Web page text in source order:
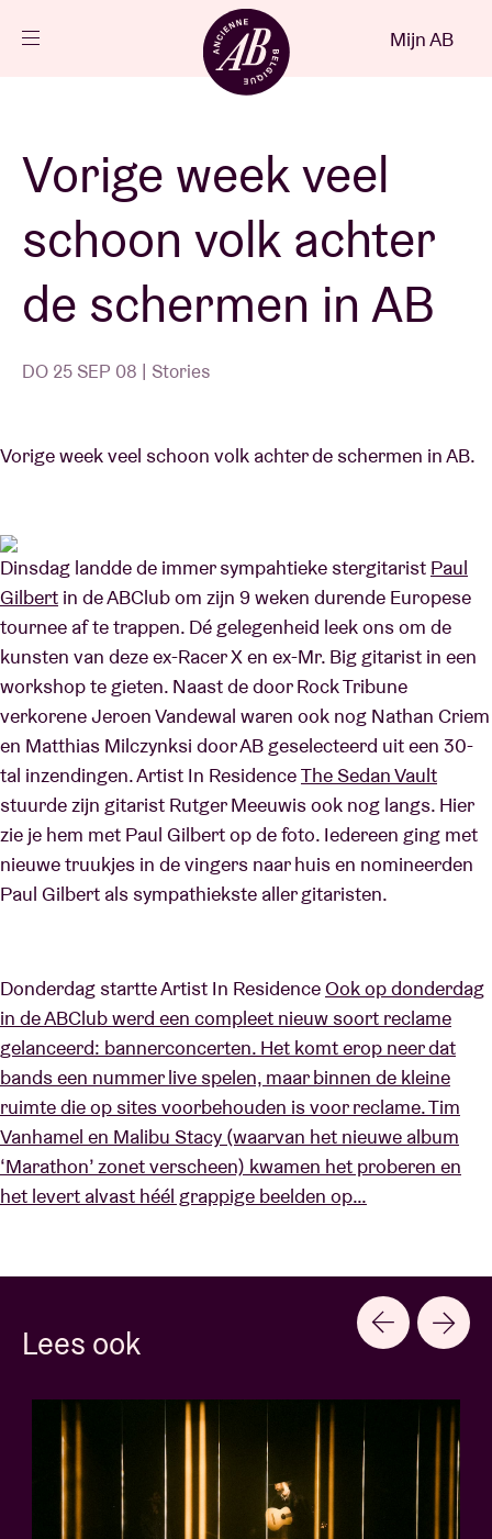
NL
Projecten
Nieuws
Bezoekersinfo
AB ❤ you
Zaalhuur
BRDCST
ABtv
Concertcheque
Over AB
Contact
Mijn AB
Vorige week veel
schoon volk achter
de schermen in AB
DO 25 SEP 08 | Stories
Vorige week veel schoon volk achter de schermen in AB.
Dinsdag landde de immer sympahtieke stergitarist Paul
Gilbert in de ABClub om zijn 9 weken durende Europese
tournee af te trappen. Dé gelegenheid leek ons om de
kunsten van deze ex-Racer X en ex-Mr. Big gitarist in een
workshop te gieten. Naast de door Rock Tribune
verkorene Jeroen Vandewal waren ook nog Nathan Criem
en Matthias Milczynksi door AB geselecteerd uit een 30-
tal inzendingen. Artist In ResidenceThe Sedan Vault
stuurde zijn gitarist Rutger Meeuwis ook nog langs. Hier
zie je hem met Paul Gilbert op de foto. Iedereen ging met
nieuwe truukjes in de vingers naar huis en nomineerden
Paul Gilbert als sympathiekste aller gitaristen.
Donderdag startte Artist In ResidenceOok op donderdag
in de ABClub werd een compleet nieuw soort reclame
gelanceerd: bannerconcerten. Het komt erop neer dat
bands een nummer live spelen, maar binnen de kleine
ruimte die op sites voorbehouden is voor reclame. Tim
Vanhamel en Malibu Stacy (waarvan het nieuwe album
‘Marathon’ zonet verscheen) kwamen het proberen en
het levert alvast héél grappige beelden op…
Lees ook